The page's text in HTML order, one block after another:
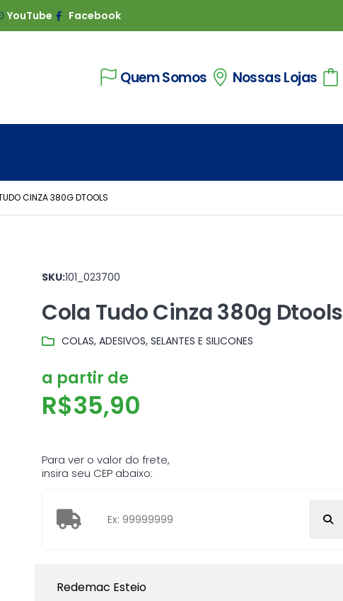
YouTube Facebook
Quem Somos Nossas Lojas
CINZA 380G DTOOLS
SKU:101_023700
Cola Tudo Cinza 380g Dtools
COLAS, ADESIVOS, SELANTES E SILICONES
a partir de
R$35,90
Para ver o valor do frete,
insira seu CEP abaixo:
Redemac Esteio